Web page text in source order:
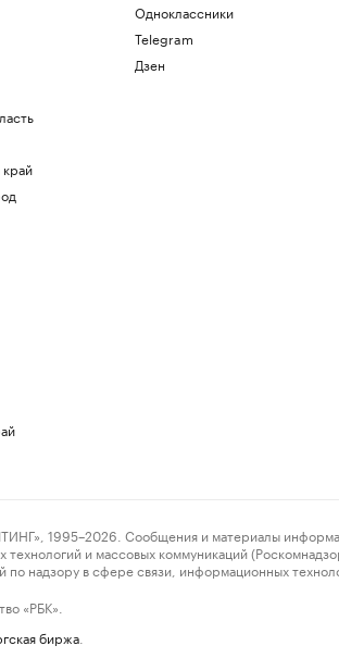
Одноклассники
Telegram
Дзен
Сообщения и материалы
и массовых коммуникаций
надзору в сфере связи, информационных
«РБК».
биржа